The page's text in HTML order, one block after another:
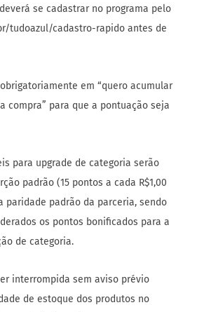
se cadastrar no programa pelo
tudoazul/cadastro-rapido antes de
em “quero acumular
compra” para que a pontuação seja
para upgrade de categoria serão
padrão (15 pontos a cada R$1,00
paridade padrão da parceria, sendo
os pontos bonificados para a
de categoria.
interrompida sem aviso prévio
de estoque dos produtos no